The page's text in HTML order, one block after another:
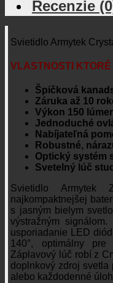
Recenzie
Svietidlo Armytek
VLASTNOSTI
Špičková
Záruka až 10
Výkon 150
Jednoduché
Nabíjateľná
Robustné,
Optický systém
Svetelný lúč
Svietidlo
najkompaktnejšej
s jasným bielym
výstražným
usporiadanie LED
140°, optimálny
Záplavový lúč robí z
doplnkový zdroj svetla
alebo každodenné